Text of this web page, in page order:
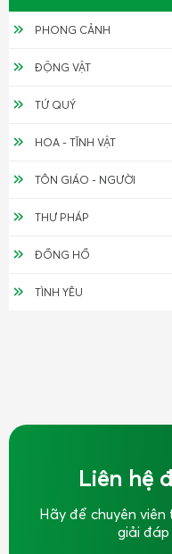
PHONG CẢNH
ĐỘNG VẬT
TỨ QUÝ
HOA - TĨNH VẬT
TÔN GIÁO - NGƯỜI
THƯ PHÁP
ĐỒNG HỒ
TÌNH YÊU
Liên hệ
Hãy để chuyên
giải